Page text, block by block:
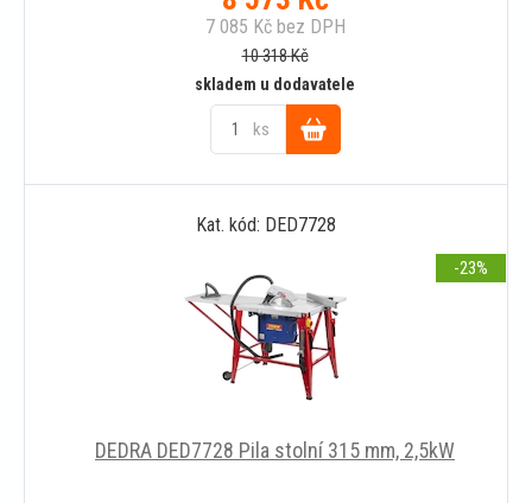
7 085 Kčbez DPH
10 318Kč
skladem u dodavatele
ks
Do
košíku
Kat. kód: DED7728
DEDRA DED7728 Pila stolní 315 mm, 2,5kW
-23